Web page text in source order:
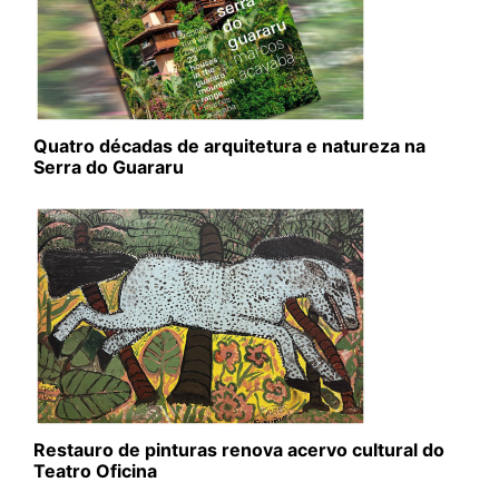
Quatro décadas de arquitetura e natureza na
Serra do Guararu
Restauro de pinturas renova acervo cultural do
Teatro Oficina